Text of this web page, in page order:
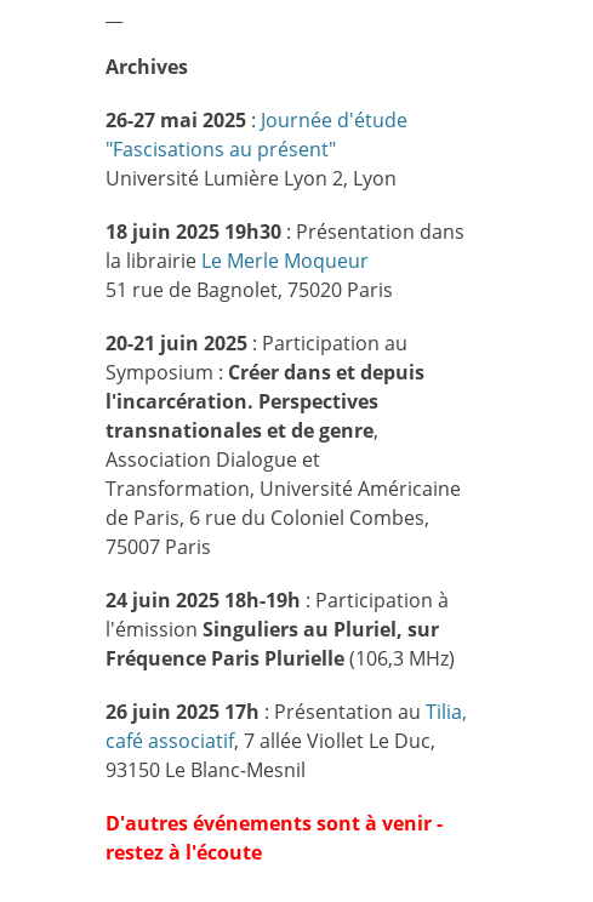
Archives
26-27 mai 2025 : Journée d'étude
"Fascisations au présent"
Université Lumière Lyon 2, Lyon
18 juin 2025 19h30 : Présentation dans
la librairie Le Merle Moqueur
51 rue de Bagnolet, 75020 Paris
20-21 juin 2025 : Participation au
Symposium : Créer dans et depuis
l'incarcération. Perspectives
transnationales et de genre,
Association Dialogue et
Transformation, Université Américaine
de Paris, 6 rue du Coloniel Combes,
75007 Paris
24 juin 2025 18h-19h : Participation à
l'émission Singuliers au Pluriel, sur
Fréquence Paris Plurielle(106,3 MHz)
26 juin 2025 17h : Présentation au Tilia,
café associatif, 7 allée Viollet Le Duc,
93150 Le Blanc-Mesnil
D'autres événements sont à venir -
restez à l'écoute